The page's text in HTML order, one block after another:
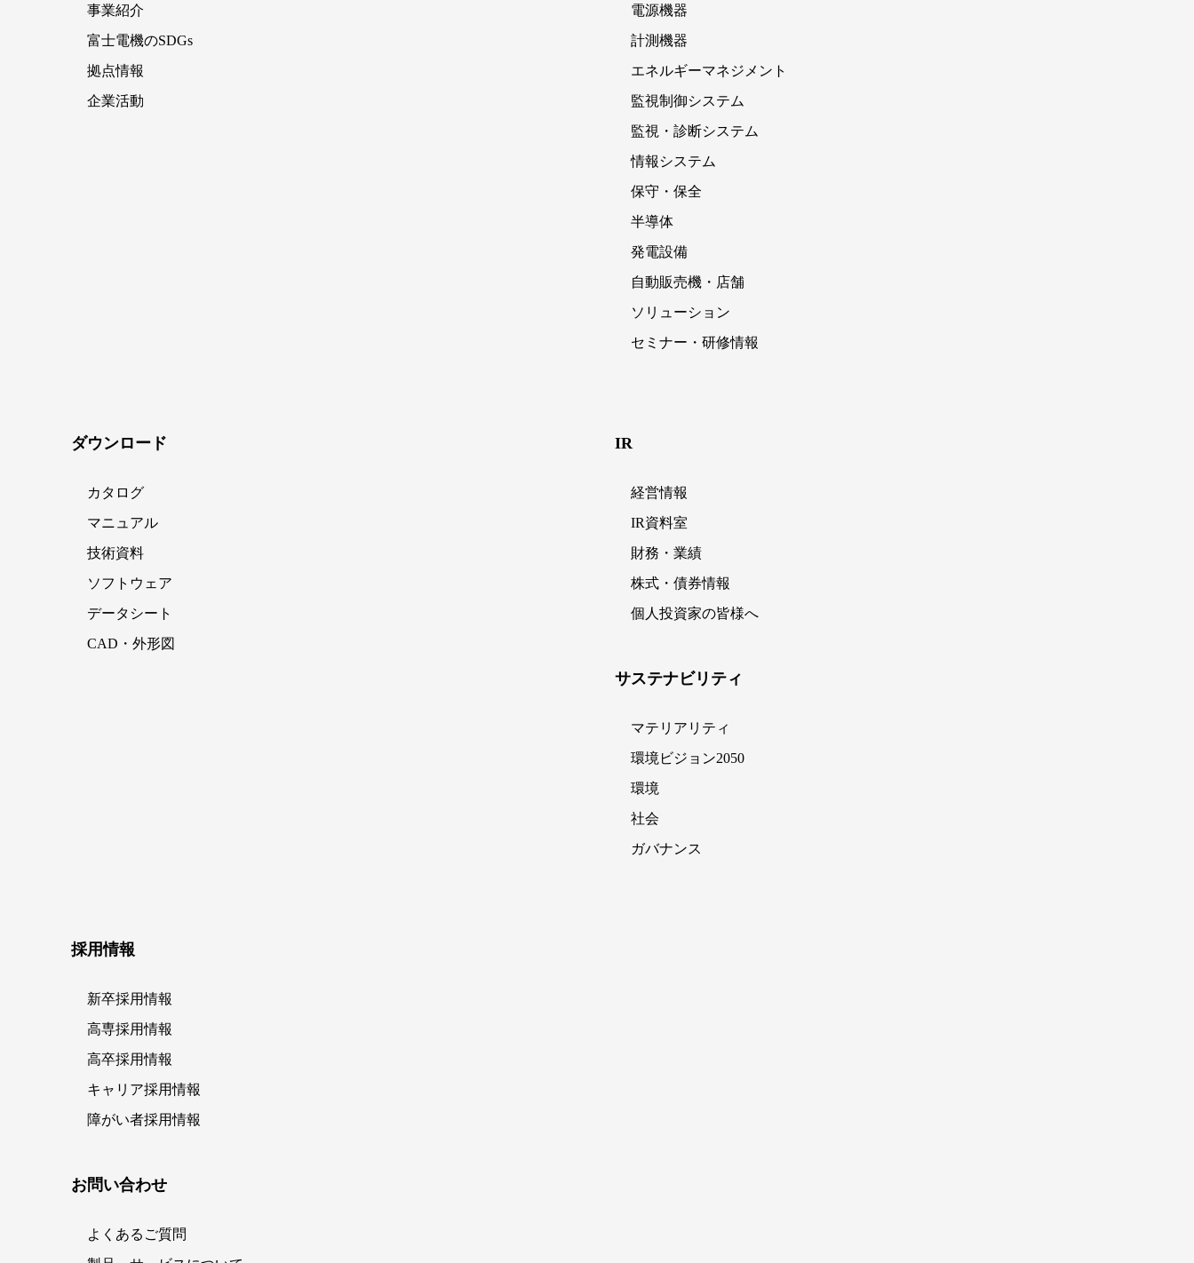
事業紹介
富士電機のSDGs
拠点情報
企業活動
電源機器
計測機器
エネルギーマネジメント
監視制御システム
監視・診断システム
情報システム
保守・保全
半導体
発電設備
自動販売機・店舗
ソリューション
セミナー・研修情報
ダウンロード
カタログ
マニュアル
技術資料
ソフトウェア
データシート
CAD・外形図
IR
経営情報
IR資料室
財務・業績
株式・債券情報
個人投資家の皆様へ
サステナビリティ
マテリアリティ
環境ビジョン2050
環境
社会
ガバナンス
採用情報
新卒採用情報
高専採用情報
高卒採用情報
キャリア採用情報
障がい者採用情報
お問い合わせ
よくあるご質問